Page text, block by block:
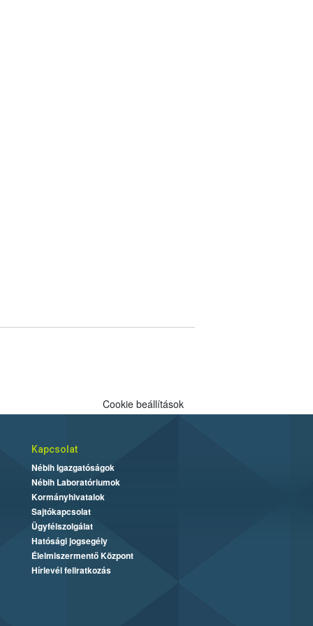
Cookie beállítások
Kapcsolat
Nébih Igazgatóságok
Nébih Laboratóriumok
Kormányhivatalok
Sajtókapcsolat
Ügyfélszolgálat
Hatósági jogsegély
Élelmiszermentő Központ
Hírlevél feliratkozás